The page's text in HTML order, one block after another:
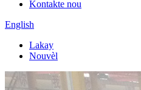
Kontakte nou
English
Lakay
Nouvèl